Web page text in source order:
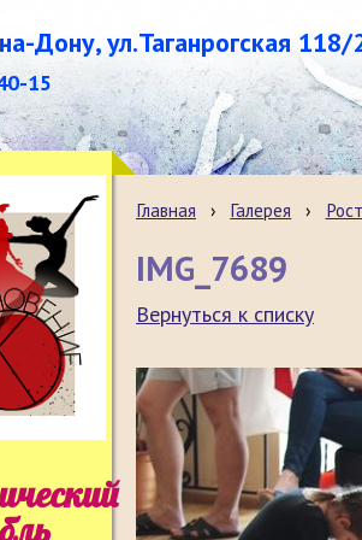
Дону, ул.Таганрогская 118/
15
Главная › Галерея ›
IMG_7689
Вернуться к списку